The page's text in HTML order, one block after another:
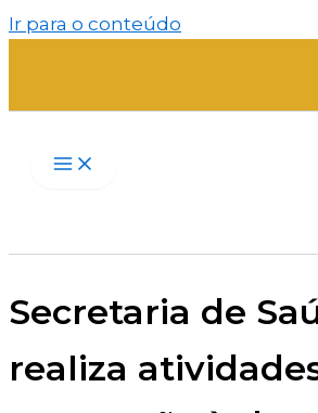
Ir para o conteúdo
Secretaria de
realiza